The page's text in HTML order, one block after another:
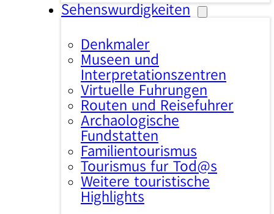
Sehenswürdigkeiten
Denkmäler
Museen und
Interpretationszentren
Virtuelle Führungen
Routen und Reiseführer
Archäologische
Fundstätten
Familientourismus
Tourismus für Tod@s
Weitere touristische
Highlights